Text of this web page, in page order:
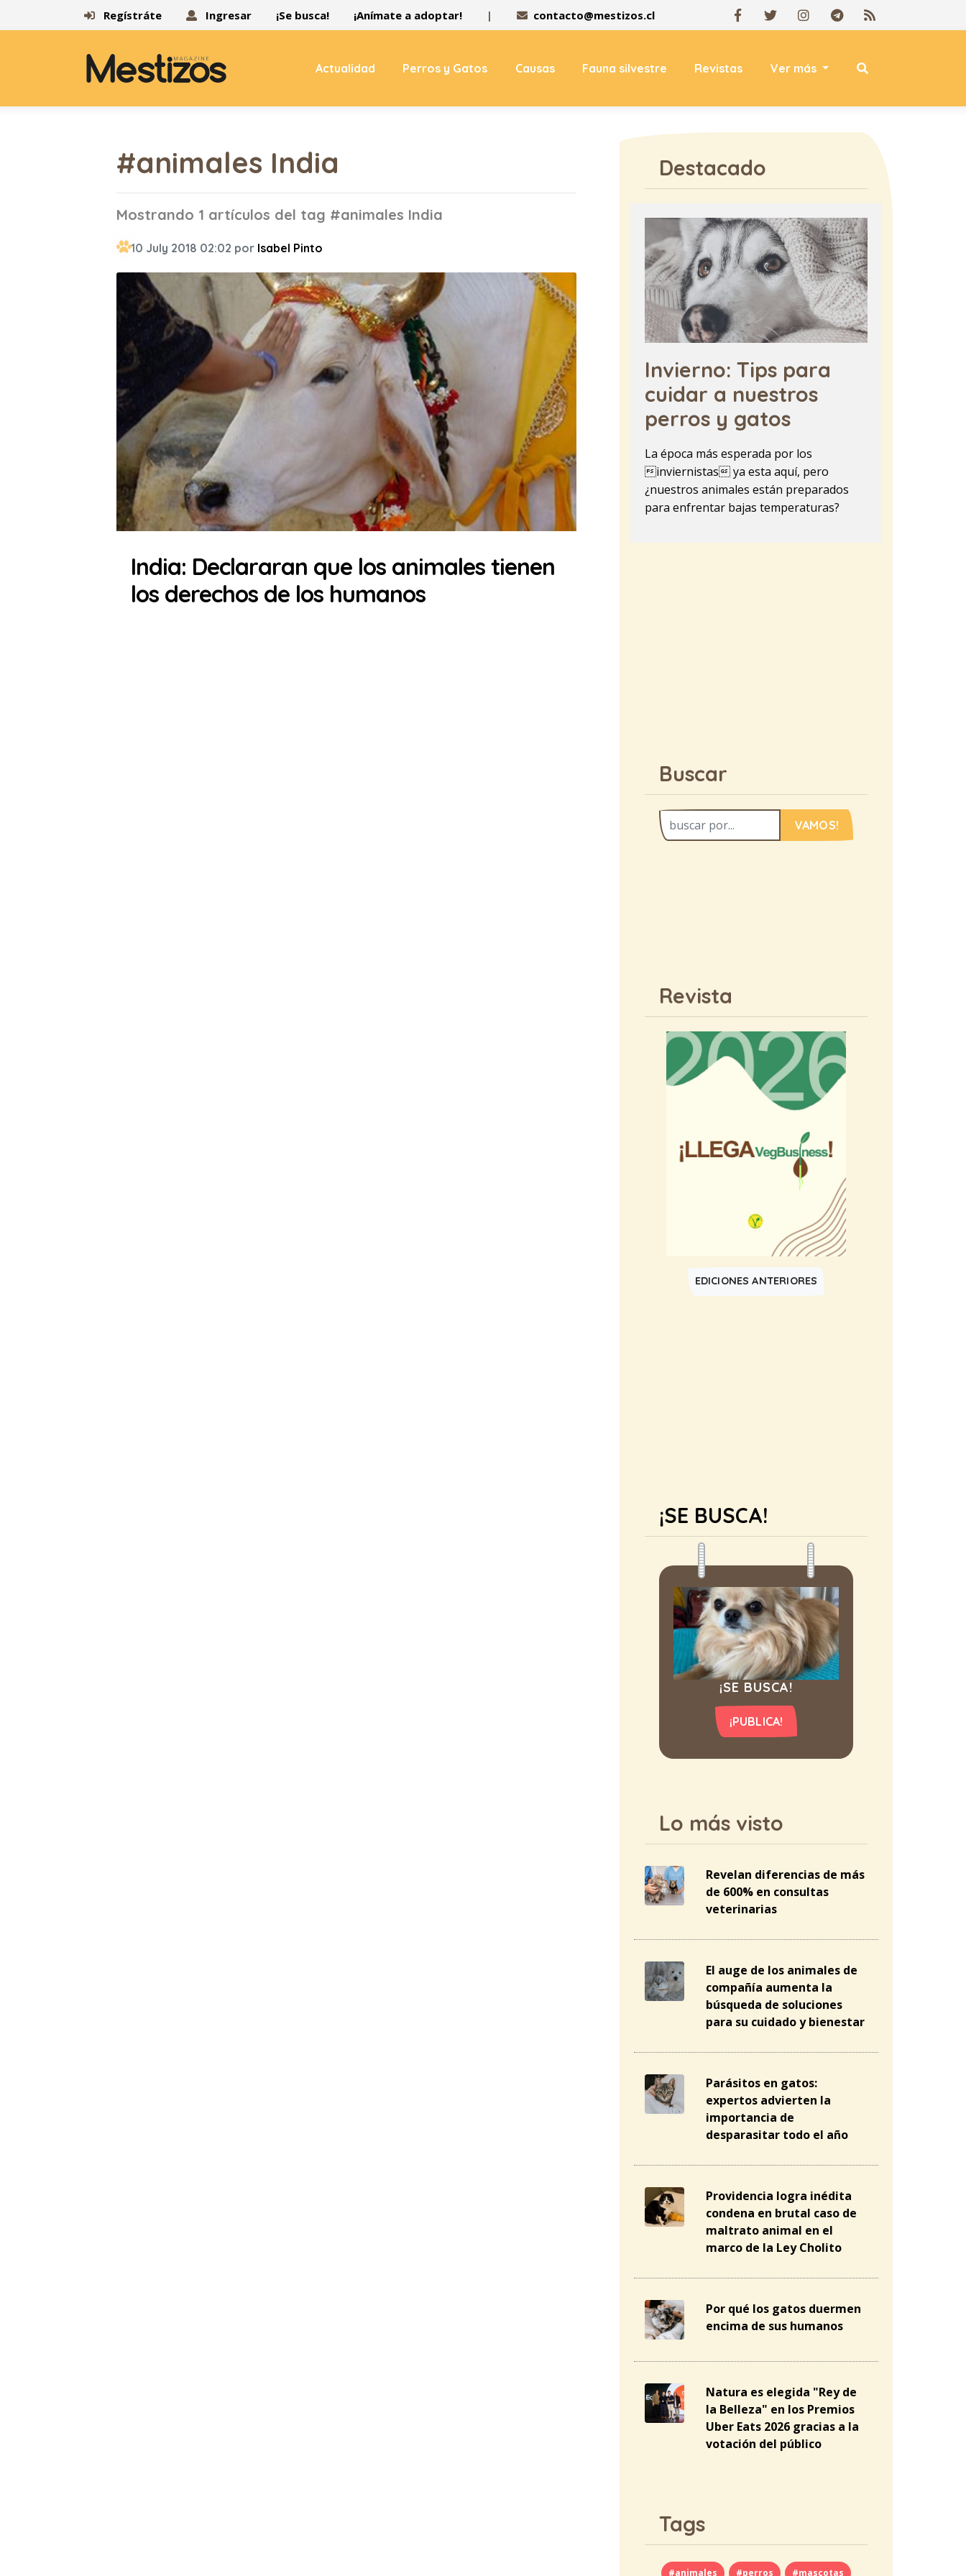
Regístráte Ingresar ¡Se busca! ¡Anímate a adoptar! | contacto@mestizos.cl
Actualidad Perros y Gatos Causas Fauna silvestre Revistas Ver más
#animales India
Mostrando 1 artículos del tag #animales India
10 July 2018 02:02 por Isabel Pinto
India: Declararan que los animales tienen
los derechos de los humanos
Destacado
Invierno: Tips para
cuidar a nuestros
perros y gatos
La época más esperada por los
inviernistas ya esta aquí, pero
¿nuestros animales están preparados
para enfrentar bajas temperaturas?
Buscar
VAMOS!
Revista
EDICIONES ANTERIORES
¡SE BUSCA!
¡SE BUSCA!
¡PUBLICA!
Lo más visto
Revelan diferencias de más
de 600% en consultas
veterinarias
El auge de los animales de
compañía aumenta la
búsqueda de soluciones
para su cuidado y bienestar
Parásitos en gatos:
expertos advierten la
importancia de
desparasitar todo el año
Providencia logra inédita
condena en brutal caso de
maltrato animal en el
marco de la Ley Cholito
Por qué los gatos duermen
encima de sus humanos
Natura es elegida "Rey de
la Belleza" en los Premios
Uber Eats 2026 gracias a la
votación del público
Tags
#animales #perros #mascotas